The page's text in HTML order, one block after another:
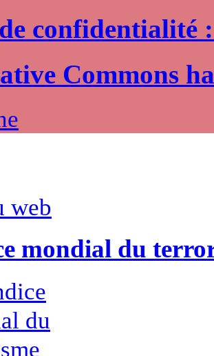
confidentialité
Commons
web
mondial du